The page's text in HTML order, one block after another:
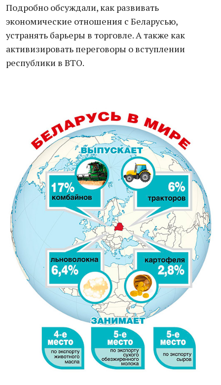
Подробно обсуждали, как развивать
экономические отношения с Беларусью,
устранять барьеры в торговле. А также как
активизировать переговоры о вступлении
республики в ВТО.